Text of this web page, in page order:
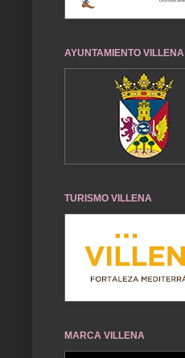
AYUNTAMIENTO VILLENA
TURISMO VILLENA
MARCA VILLENA